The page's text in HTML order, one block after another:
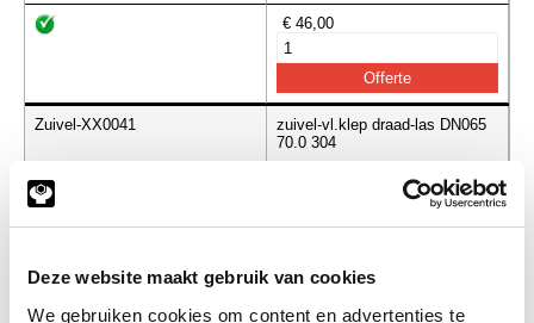
Deze website maakt gebruik van cookies
We gebruiken cookies om content en advertenties te
€ 46,00
Zuivel-XX0041
zuivel-vl.klep draad-las DN065
70.0 304
Info